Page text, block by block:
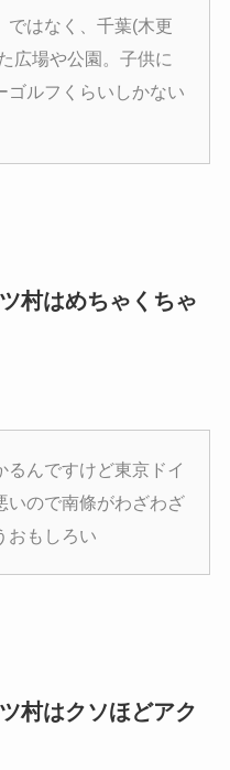
ではなく、千葉(木更
広場や公園。子供に
ゴルフくらいしかない
村はめちゃくちゃ
んですけど東京ドイ
いので南條がわざわざ
おもしろい
村はクソほどアク